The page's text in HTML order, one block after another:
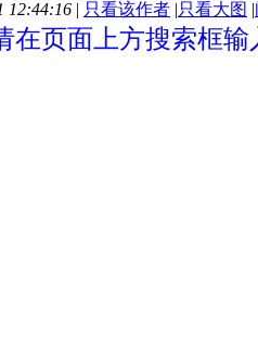
12:44:16 | 只看该作者 |只看大图 |
在页面上方搜索框输